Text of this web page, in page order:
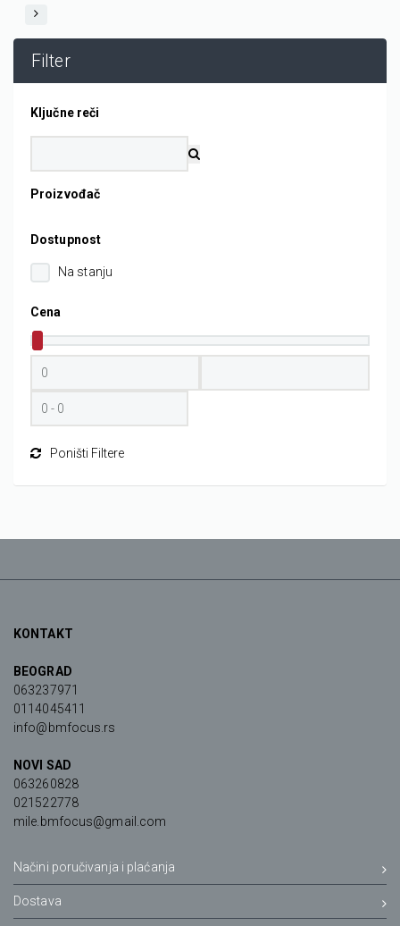
Filter
Ključne reči
Proizvođač
Dostupnost
Na stanju
Cena
Poništi Filtere
KONTAKT
BEOGRAD
063237971
0114045411
info@bmfocus.rs
NOVI SAD
063260828
021522778
mile.bmfocus@gmail.com
Načini poručivanja i plaćanja
Dostava